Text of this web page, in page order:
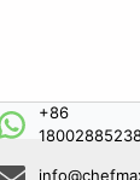
+86